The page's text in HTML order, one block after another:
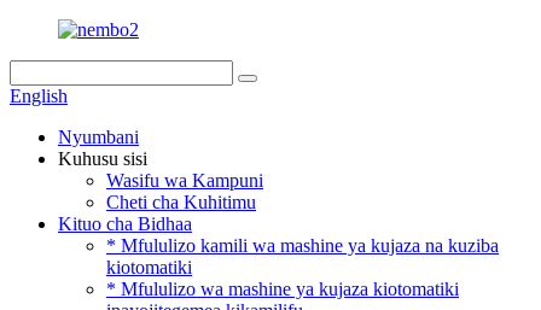
English
Nyumbani
Kuhusu sisi
Wasifu wa Kampuni
Cheti cha Kuhitimu
Kituo cha Bidhaa
* Mfululizo kamili wa mashine ya kujaza na kuziba
kiotomatiki
* Mfululizo wa mashine ya kujaza kiotomatiki